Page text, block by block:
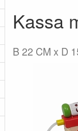
Kassa
B 22 CM x D